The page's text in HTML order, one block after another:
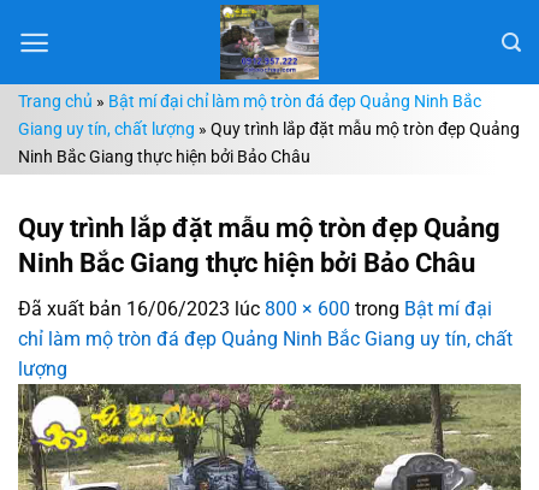
đến
dungTrang chủ » Bật mí đại chỉ làm mộ tròn đá đẹp Quảng Ninh Bắc
Giang uy tín, chất lượng » Quy trình lắp đặt mẫu mộ tròn đẹp Quảng
Ninh Bắc Giang thực hiện bởi Bảo Châu
Quy trình lắp đặt mẫu mộ tròn đẹp Quảng
Ninh Bắc Giang thực hiện bởi Bảo Châu
Đã xuất bản 16/06/2023 lúc 800 × 600 trong Bật mí đại
chỉ làm mộ tròn đá đẹp Quảng Ninh Bắc Giang uy tín, chất
lượng